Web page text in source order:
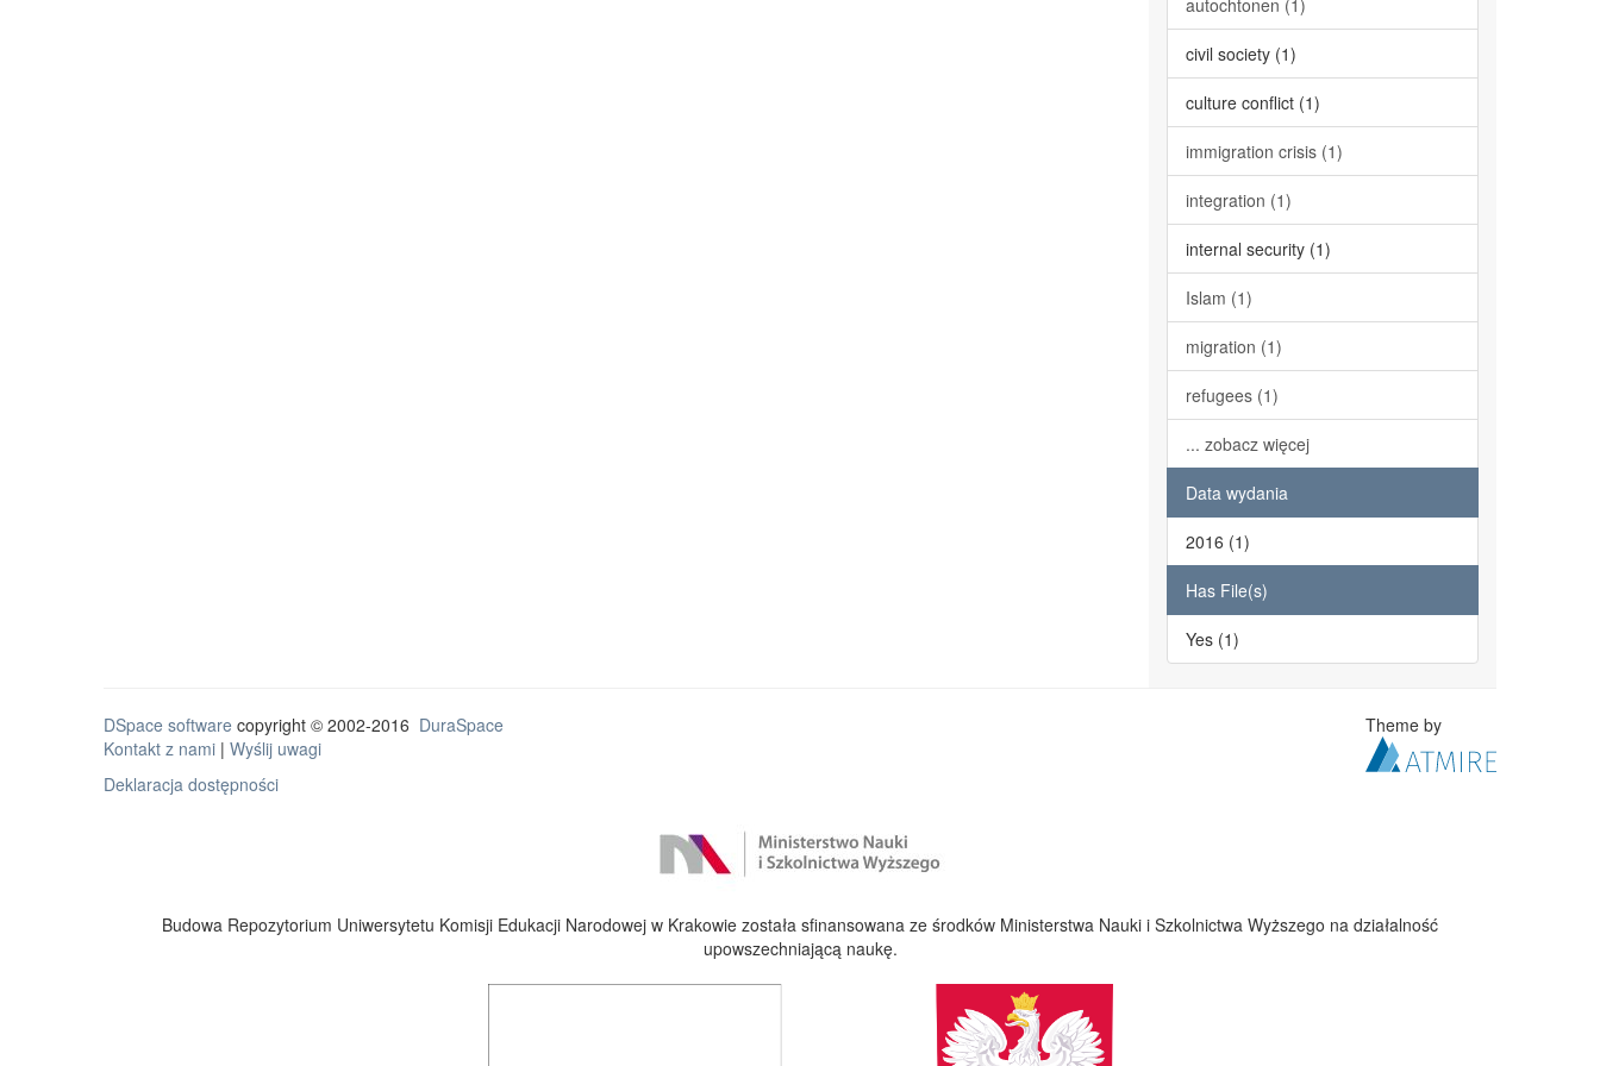
autochtonen (1)
civil society (1)
culture conflict (1)
immigration crisis (1)
integration (1)
internal security (1)
Islam (1)
migration (1)
refugees (1)
... zobacz więcej
Data wydania
2016 (1)
Has File(s)
Yes (1)
DSpace software copyright © 2002-2016 DuraSpace
Kontakt z nami | Wyślij uwagi
Deklaracja dostępności
Theme by
Budowa Repozytorium Uniwersytetu Komisji Edukacji Narodowej w Krakowie została sfinansowana ze środków Ministerstwa Nauki i Szkolnictwa Wyższego na działalność
upowszechniającą naukę.